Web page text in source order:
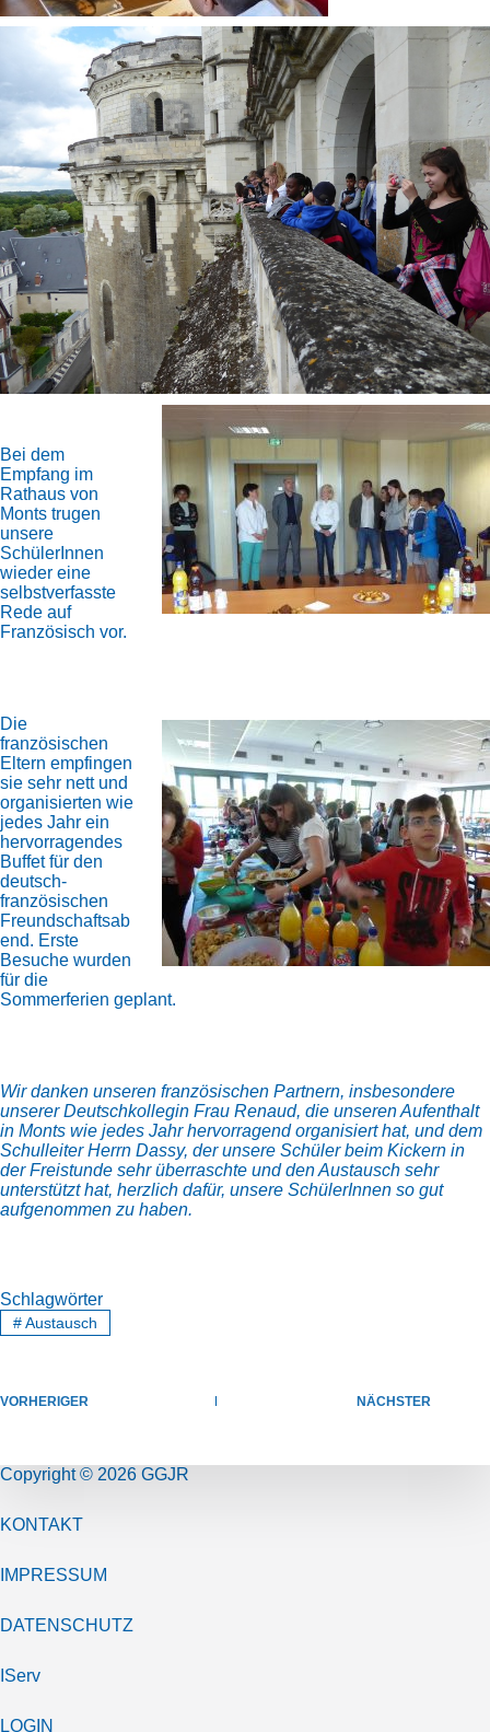
Bei dem
Empfang im
Rathaus von
Monts trugen
unsere
SchülerInnen
wieder eine
selbstverfasste
Rede auf
Französisch vor.
Die
französischen
Eltern empfingen
sie sehr nett und
organisierten wie
jedes Jahr ein
hervorragendes
Buffet für den
deutsch-
französischen
Freundschaftsab
end. Erste
Besuche wurden
für die
Sommerferien geplant.
Wir danken unseren französischen Partnern, insbesondere
unserer Deutschkollegin Frau Renaud, die unseren Aufenthalt
in Monts wie jedes Jahr hervorragend organisiert hat, und dem
Schulleiter Herrn Dassy, der unsere Schüler beim Kickern in
der Freistunde sehr überraschte und den Austausch sehr
unterstützt hat, herzlich dafür, unsere SchülerInnen so gut
aufgenommen zu haben.
Schlagwörter
#Austausch
VORHERIGER NÄCHSTER
Copyright © 2026 GGJR
KONTAKT
IMPRESSUM
DATENSCHUTZ
IServ
LOGIN